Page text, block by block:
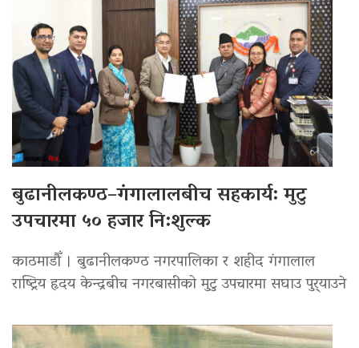
बुढानीलकण्ठ–गंगालालबीच सहकार्य: मुटु
उपचारमा ५० हजार नि:शुल्क
काठमाडौँ । बुढानीलकण्ठ नगरपालिका र शहीद गंगालाल
राष्ट्रिय हृदय केन्द्रबीच नगरबासीको मुटु उपचारमा सघाउ पुर्‍याउने